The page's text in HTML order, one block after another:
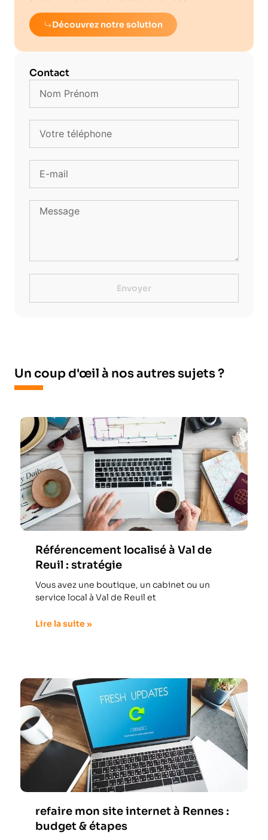
Découvrez notre solution
Contact
Envoyer
Un coup d'œil à nos autres sujets ?
Référencement localisé à Val de
Reuil : stratégie
Vous avez une boutique, un cabinet ou un
service local à Val de Reuil et
Lire la suite »
refaire mon site internet à Rennes :
budget & étapes